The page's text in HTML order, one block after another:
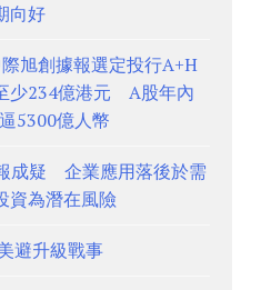
向好
旭創據報選定投行A+H
少234億港元 A股年內
5300億人幣
成疑 企業應用落後於需
為潛在風險
避升級戰事